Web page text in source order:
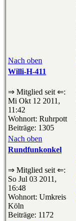
Nach oben
Willi-H-411
⇒ Mitglied seit ⇐:
Mi Okt 12 2011,
11:42
Wohnort: Ruhrpott
Beiträge: 1305
Nach oben
Rundfunkonkel
⇒ Mitglied seit ⇐:
So Jul 03 2011,
16:48
Wohnort: Umkreis
Köln
Beiträge: 1172